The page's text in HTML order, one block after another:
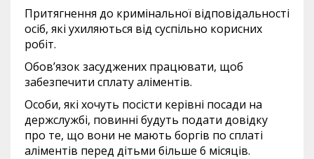
Притягнення до кримінальної відповідальності
осіб, які ухиляються від суспільно корисних
робіт.
Обов’язок засуджених працювати, щоб
забезпечити сплату аліментів.
Особи, які хочуть посісти керівні посади на
держслужбі, повинні будуть подати довідку
про те, що вони не мають боргів по сплаті
аліментів перед дітьми більше 6 місяців.